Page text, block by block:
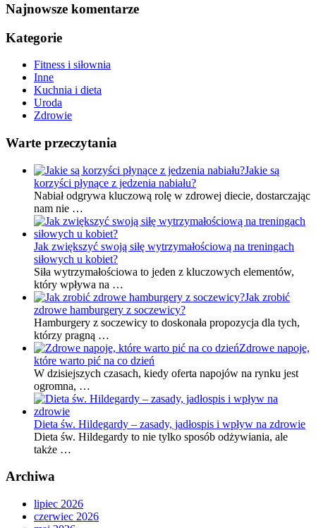
Najnowsze komentarze
Kategorie
Fitness i siłownia
Inne
Kuchnia i dieta
Uroda
Zdrowie
Warte przeczytania
Jakie są
korzyści płynące z jedzenia nabiału?
Nabiał odgrywa kluczową rolę w zdrowej diecie, dostarczając
nam nie …
Jak zwiększyć swoją siłę wytrzymałościową na treningach
siłowych u kobiet?
Siła wytrzymałościowa to jeden z kluczowych elementów,
który wpływa na …
Jak zrobić
zdrowe hamburgery z soczewicy?
Hamburgery z soczewicy to doskonała propozycja dla tych,
którzy pragną …
Zdrowe napoje,
które warto pić na co dzień
W dzisiejszych czasach, kiedy oferta napojów na rynku jest
ogromna, …
Dieta św. Hildegardy – zasady, jadłospis i wpływ na zdrowie
Dieta św. Hildegardy to nie tylko sposób odżywiania, ale
także …
Archiwa
lipiec 2026
czerwiec 2026